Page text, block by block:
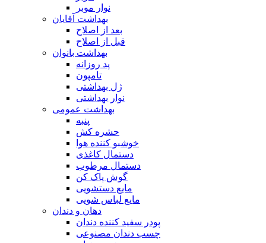
نوار موبر
بهداشت آقایان
بعد از اصلاح
قبل از اصلاح
بهداشت بانوان
پد روزانه
تامپون
ژل بهداشتی
نوار بهداشتی
بهداشت عمومی
پنبه
حشره کش
خوشبو کننده هوا
دستمال کاغذی
دستمال مرطوب
گوش پاک کن
مایع دستشویی
مایع لباس شویی
دهان و دندان
پودر سفید کننده دندان
چسب دندان مصنوعی